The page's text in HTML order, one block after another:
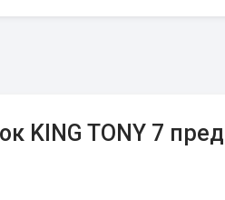
KING TONY 7